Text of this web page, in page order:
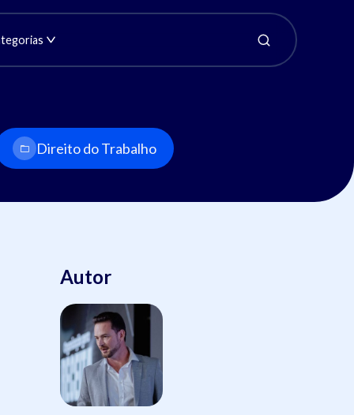
Direito do Trabalho
Autor